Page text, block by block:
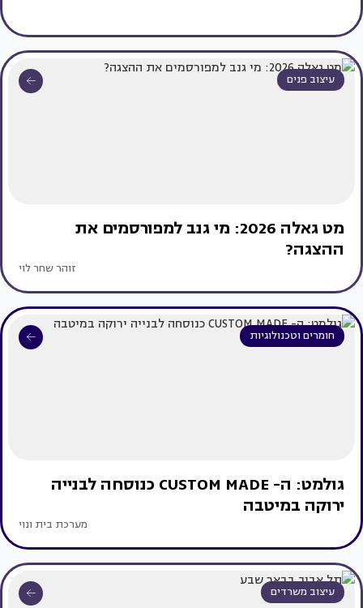
עיצוב פנים
מט גאלה 2026: מי גנב למפורסמים את
ההצגה?
זוהר שחר לוי
חומרים וטכנולוגיות
גולמט: ה- CUSTOM MADE כנוסחה לבנייה
ירוקה במיטבה
מערכת בית ונוי
עיצוב משרדים